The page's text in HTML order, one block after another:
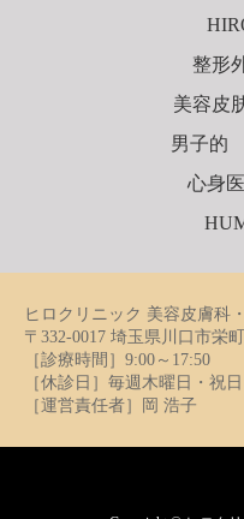
整形
美容皮
男子的
心身
ヒロクリニック 美容皮膚科
〒332-0017 埼玉県川口市栄
［診療時間］9:00～17:50
［休診日］毎週木曜日・祝日
［運営責任者］岡 浩子